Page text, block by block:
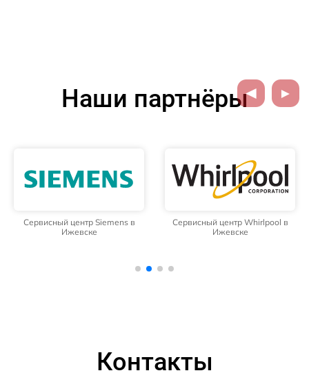
Наши партнёры
Сервисный центр Siemens в
Ижевске
Сервисный центр Whirlpool в
Ижевске
Контакты